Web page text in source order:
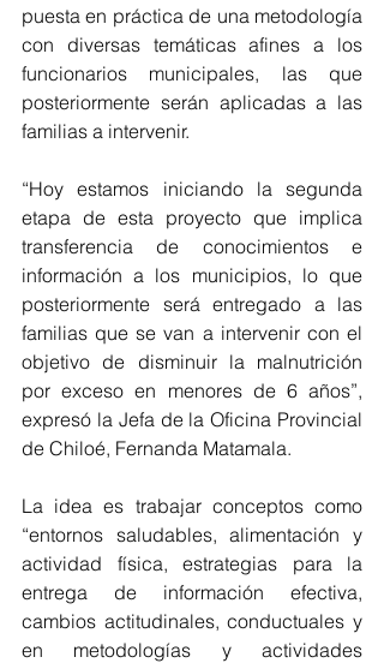
puesta en práctica de una metodología
con diversas temáticas afines a los
funcionarios municipales, las que
posteriormente serán aplicadas a las
familias a intervenir.
“Hoy estamos iniciando la segunda
etapa de esta proyecto que implica
transferencia de conocimientos e
información a los municipios, lo que
posteriormente será entregado a las
familias que se van a intervenir con el
objetivo de disminuir la malnutrición
por exceso en menores de 6 años”,
expresó la Jefa de la Oficina Provincial
de Chiloé, Fernanda Matamala.
La idea es trabajar conceptos como
“entornos saludables, alimentación y
actividad física, estrategias para la
entrega de información efectiva,
cambios actitudinales, conductuales y
en metodologías y actividades